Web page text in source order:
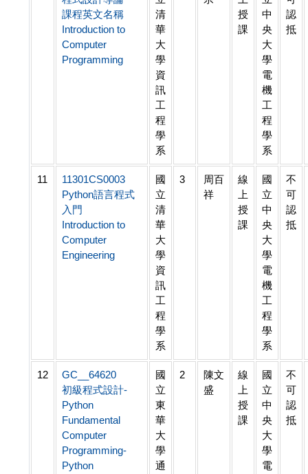
課程英文名稱
Introduction to
Computer
Programming
清
華
大
學
資
訊
工
程
學
系
授
課
中
央
大
學
電
機
工
程
學
系
認
抵
11
11301CS0003
Python語言程式
入門
Introduction to
Computer
Engineering
國
立
清
華
大
學
資
訊
工
程
學
系
3
周百
祥
線
上
授
課
國
立
中
央
大
學
電
機
工
程
學
系
不
可
認
抵
12
GC__64620
初級程式設計-
Python
Fundamental
Computer
Programming-
Python
國
立
東
華
大
學
通
2
陳文
盛
線
上
授
課
國
立
中
央
大
學
電
不
可
認
抵